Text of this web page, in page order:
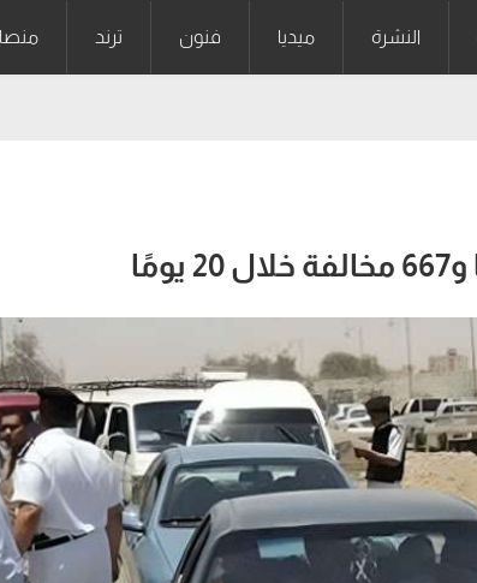
النشرة ميديا فنون ترند